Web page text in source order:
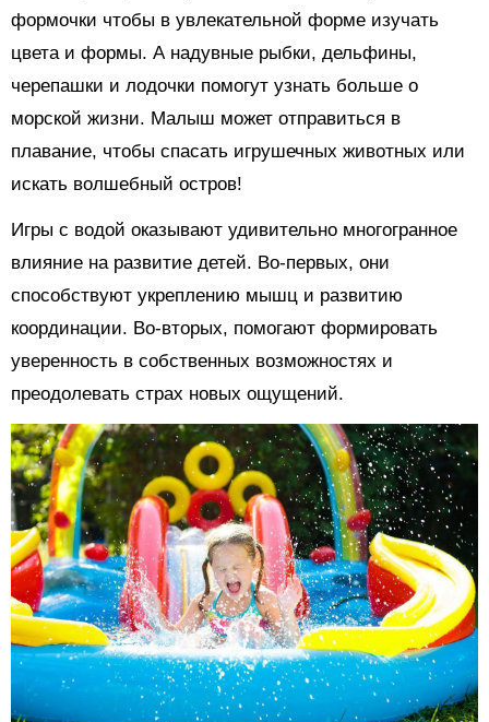
формочки чтобы в увлекательной форме изучать
цвета и формы. А надувные рыбки, дельфины,
черепашки и лодочки помогут узнать больше о
морской жизни. Малыш может отправиться в
плавание, чтобы спасать игрушечных животных или
искать волшебный остров!
Игры с водой оказывают удивительно многогранное
влияние на развитие детей. Во-первых, они
способствуют укреплению мышц и развитию
координации. Во-вторых, помогают формировать
уверенность в собственных возможностях и
преодолевать страх новых ощущений.